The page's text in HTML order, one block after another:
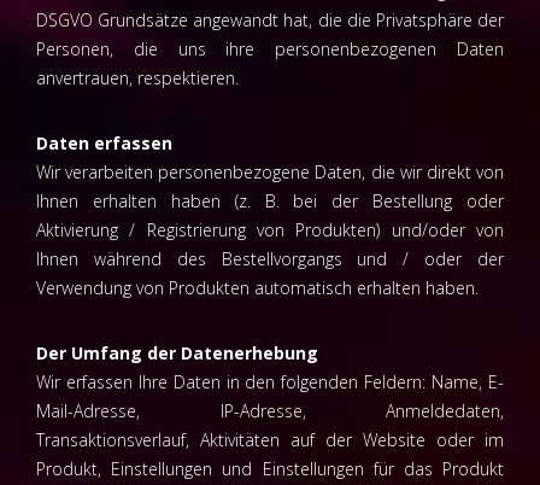
DSGVO Grundsätze angewandt hat, die die Privatsphäre der
Personen, die uns ihre personenbezogenen Daten
anvertrauen, respektieren.
Daten erfassen
Wir verarbeiten personenbezogene Daten, die wir direkt von
Ihnen erhalten haben (z. B. bei der Bestellung oder
Aktivierung / Registrierung von Produkten) und/oder von
Ihnen während des Bestellvorgangs und / oder der
Verwendung von Produkten automatisch erhalten haben.
Der Umfang der Datenerhebung
Wir erfassen Ihre Daten in den folgenden Feldern: Name, E-
Mail-Adresse, IP-Adresse, Anmeldedaten,
Transaktionsverlauf, Aktivitäten auf der Website oder im
Produkt, Einstellungen und Einstellungen für das Produkt